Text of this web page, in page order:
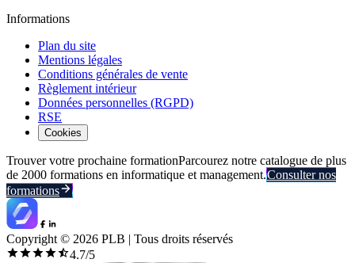
Informations
Plan du site
Mentions légales
Conditions générales de vente
Règlement intérieur
Données personnelles (RGPD)
RSE
Cookies
Trouver votre prochaine formationParcourez notre catalogue de plus
de 2000 formations en informatique et management.Consulter nos
formations
Copyright © 2026 PLB | Tous droits réservés
4.7/5